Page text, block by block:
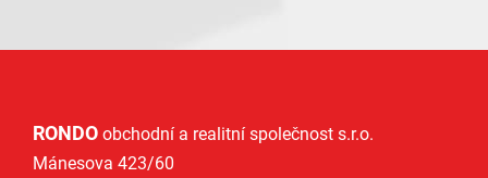
RONDO obchodní a realitní společnost s.r.o.
Mánesova 423/60